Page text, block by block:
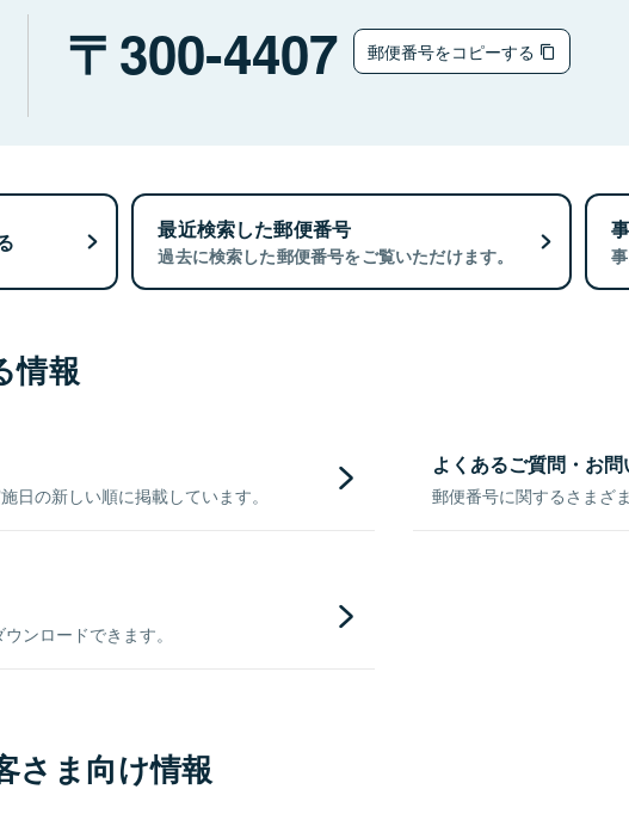
300-4407 郵便番号をコピーする
最近検索した郵便番号
過去に検索した郵便番号をご覧いただけます。
情報
日の新しい順に掲載しています。
よくあるご質問・お
郵便番号に関するさまざ
ンロードできます。
さま向け情報